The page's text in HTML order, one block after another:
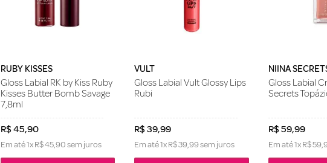
RUBY KISSES
Gloss Labial RK by Kiss Ruby
Kisses Butter Bomb Savage
7,8ml
R$45,90
Em até1xR$45,90sem juros
VULT
Gloss Labial Vult Glossy Lips
Rubi
R$39,99
Em até1xR$39,99sem juros
NIINA
Gloss Labial
Secrets
R$59,99
Em até1xR$59,